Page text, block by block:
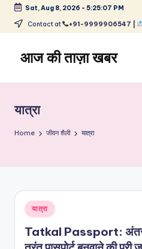
Skip
content
Sat, Aug 8, 2026 - 5:25:07 PM
Contact at +91-9999906547 |
आज की ताज़ा खबर
ताज़ा
समाचार
–
और
विश्व
यात्रा
Home जीवन शैली यात्रा
Posted
in
यात्रा
Tatkal Passport: